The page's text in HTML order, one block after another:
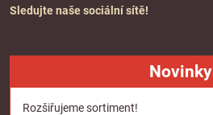
Sledujte naše sociální sítě!
Novinky
Rozšiřujeme sortiment!